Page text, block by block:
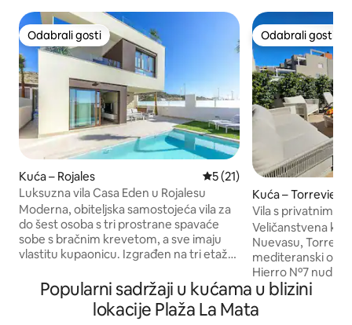
Odabrali gosti
Odabrali gosti
Kuća – Rojales Prosječna ocjena: 5/5,
5 (21)
Luksuzna vila Casa Eden u Rojalesu
Moderna, obiteljska samostojeća vila za
do šest osoba s tri prostrane spavaće
sobe s bračnim krevetom, a sve imaju
vlastitu kupaonicu. Izgrađen na tri etaže,
prostranim terasama s vanjskom
blagovaonicom i dnevnim boravkom te
spektakularan pogled s krovnog solarija.
Odabrali gosti
Odabrali gosti
Kuća – Torrevieja
Vila s privatnim
Torrevieja
Veličanstvena
Nuevasu,
mediteranski
Hierro Nº7 nudi 3
kupaonice,
blagovaonicom,
terasu s privatnim
Popularni sadržaji u kućama u blizini
lokacije Plaža La Mata